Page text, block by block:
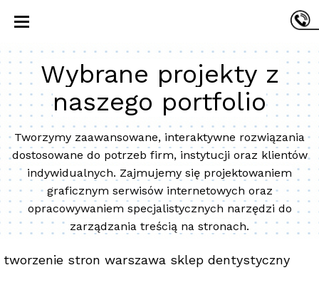
Wybrane projekty z
naszego portfolio
Tworzymy zaawansowane, interaktywne rozwiązania
dostosowane do potrzeb firm, instytucji oraz klientów
indywidualnych. Zajmujemy się projektowaniem
graficznym serwisów internetowych oraz
opracowywaniem specjalistycznych narzędzi do
zarządzania treścią na stronach.
tworzenie stron warszawa sklep dentystyczny